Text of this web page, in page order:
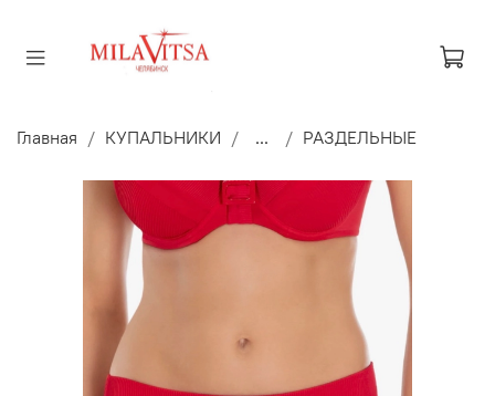
Главная КУПАЛЬНИКИ ... РАЗДЕЛЬНЫЕ